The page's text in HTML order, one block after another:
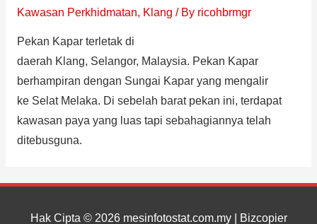
Kawasan Perkhidmatan, Klang / By ricohbrmgr
Pekan Kapar terletak di
daerah Klang, Selangor, Malaysia. Pekan Kapar
berhampiran dengan Sungai Kapar yang mengalir
ke Selat Melaka. Di sebelah barat pekan ini, terdapat
kawasan paya yang luas tapi sebahagiannya telah
ditebusguna.
Hak Cipta © 2026 mesinfotostat.com.my| Bizcopier